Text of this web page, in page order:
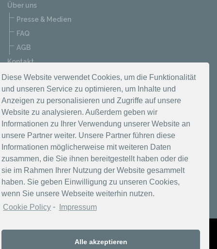
Diese Website verwendet Cookies, um die Funktionalität
und unseren Service zu optimieren, um Inhalte und
Anzeigen zu personalisieren und Zugriffe auf unsere
Website zu analysieren. Außerdem geben wir
Informationen zu Ihrer Verwendung unserer Website an
unsere Partner weiter. Unsere Partner führen diese
Informationen möglicherweise mit weiteren Daten
zusammen, die Sie ihnen bereitgestellt haben oder die
sie im Rahmen Ihrer Nutzung der Website gesammelt
haben. Sie geben Einwilligung zu unseren Cookies,
wenn Sie unsere Webseite weiterhin nutzen.
Cookie Policy - Impressum
Alle akzeptieren
Über uns
Presse & Medien
FAQ
AGB
Kontakt
Datenschutzerklärung
Impressum
Copyright 2017-2026 Berlins Taiga